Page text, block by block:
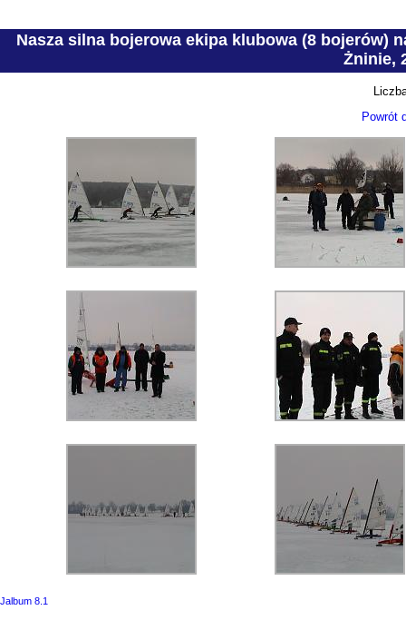
Nasza silna bojerowa ekipa klubowa (8 bojerów)
Żninie,
Powrót
Jalbum 8.1